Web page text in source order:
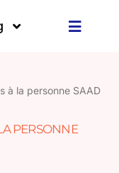
Toggle
à la personne SAAD
PERSONNE